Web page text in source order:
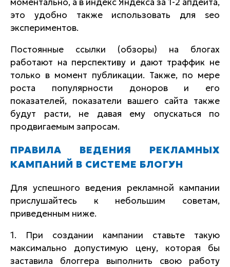
это удобно также использовать для seo
экспериментов.
Постоянные ссылки (обзоры) на блогах
работают на перспективу и дают траффик не
только в момент публикации. Также, по мере
роста популярности доноров и его
показателей, показатели вашего сайта также
будут расти, не давая ему опускаться по
продвигаемым запросам.
ПРАВИЛА ВЕДЕНИЯ РЕКЛАМНЫХ
КАМПАНИЙ В СИСТЕМЕ БЛОГУН
Для успешного ведения рекламной кампании
прислушайтесь к небольшим советам,
приведенным ниже.
1. При создании кампании ставьте такую
максимально допустимую цену, которая бы
заставила блоггера выполнить свою работу